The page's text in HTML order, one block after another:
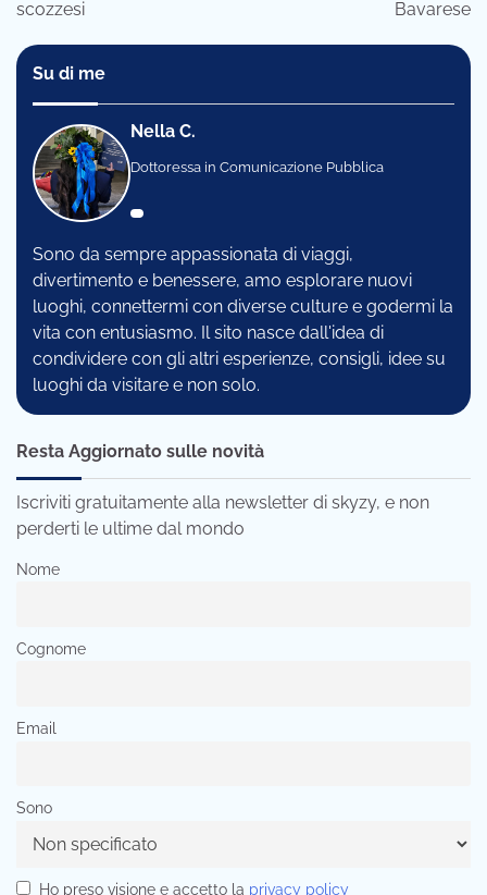
scozzesi Bavarese
Su di me
Nella C.
Dottoressa in Comunicazione Pubblica
Sono da sempre appassionata di viaggi,
divertimento e benessere, amo esplorare nuovi
luoghi, connettermi con diverse culture e godermi la
vita con entusiasmo. Il sito nasce dall'idea di
condividere con gli altri esperienze, consigli, idee su
luoghi da visitare e non solo.
Resta Aggiornato sulle novità
Iscriviti gratuitamente alla newsletter di skyzy, e non
perderti le ultime dal mondo
Nome
Cognome
Email
Sono
Ho preso visione e accetto la privacy policy